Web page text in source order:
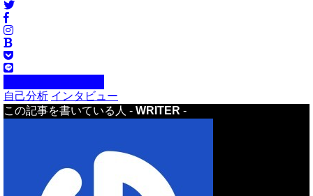
自己分析 インタビュー
この記事を書いている人 - WRITER -